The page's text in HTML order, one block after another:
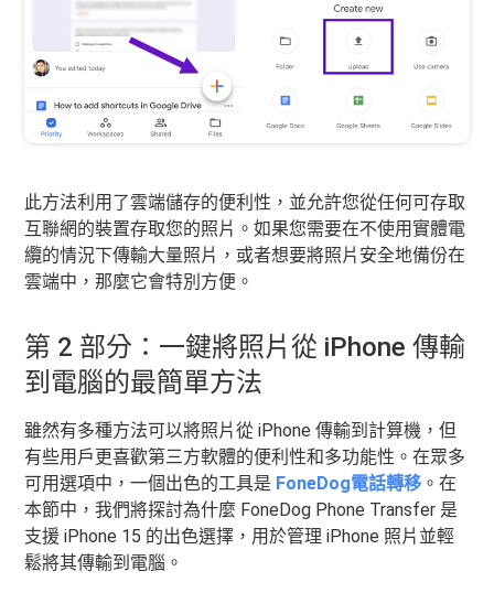
此方法利用了雲端儲存的便利性，並允許您從任何可存取
互聯網的裝置存取您的照片。如果您需要在不使用實體電
纜的情況下傳輸大量照片，或者想要將照片安全地備份在
雲端中，那麼它會特別方便。
第 2 部分：一鍵將照片從 iPhone 傳輸
到電腦的最簡單方法
雖然有多種方法可以將照片從 iPhone 傳輸到計算機，但
有些用戶更喜歡第三方軟體的便利性和多功能性。在眾多
可用選項中，一個出色的工具是 FoneDog電話轉移 。在
本節中，我們將探討為什麼 FoneDog Phone Transfer 是
支援 iPhone 15 的出色選擇，用於管理 iPhone 照片並輕
鬆將其傳輸到電腦。